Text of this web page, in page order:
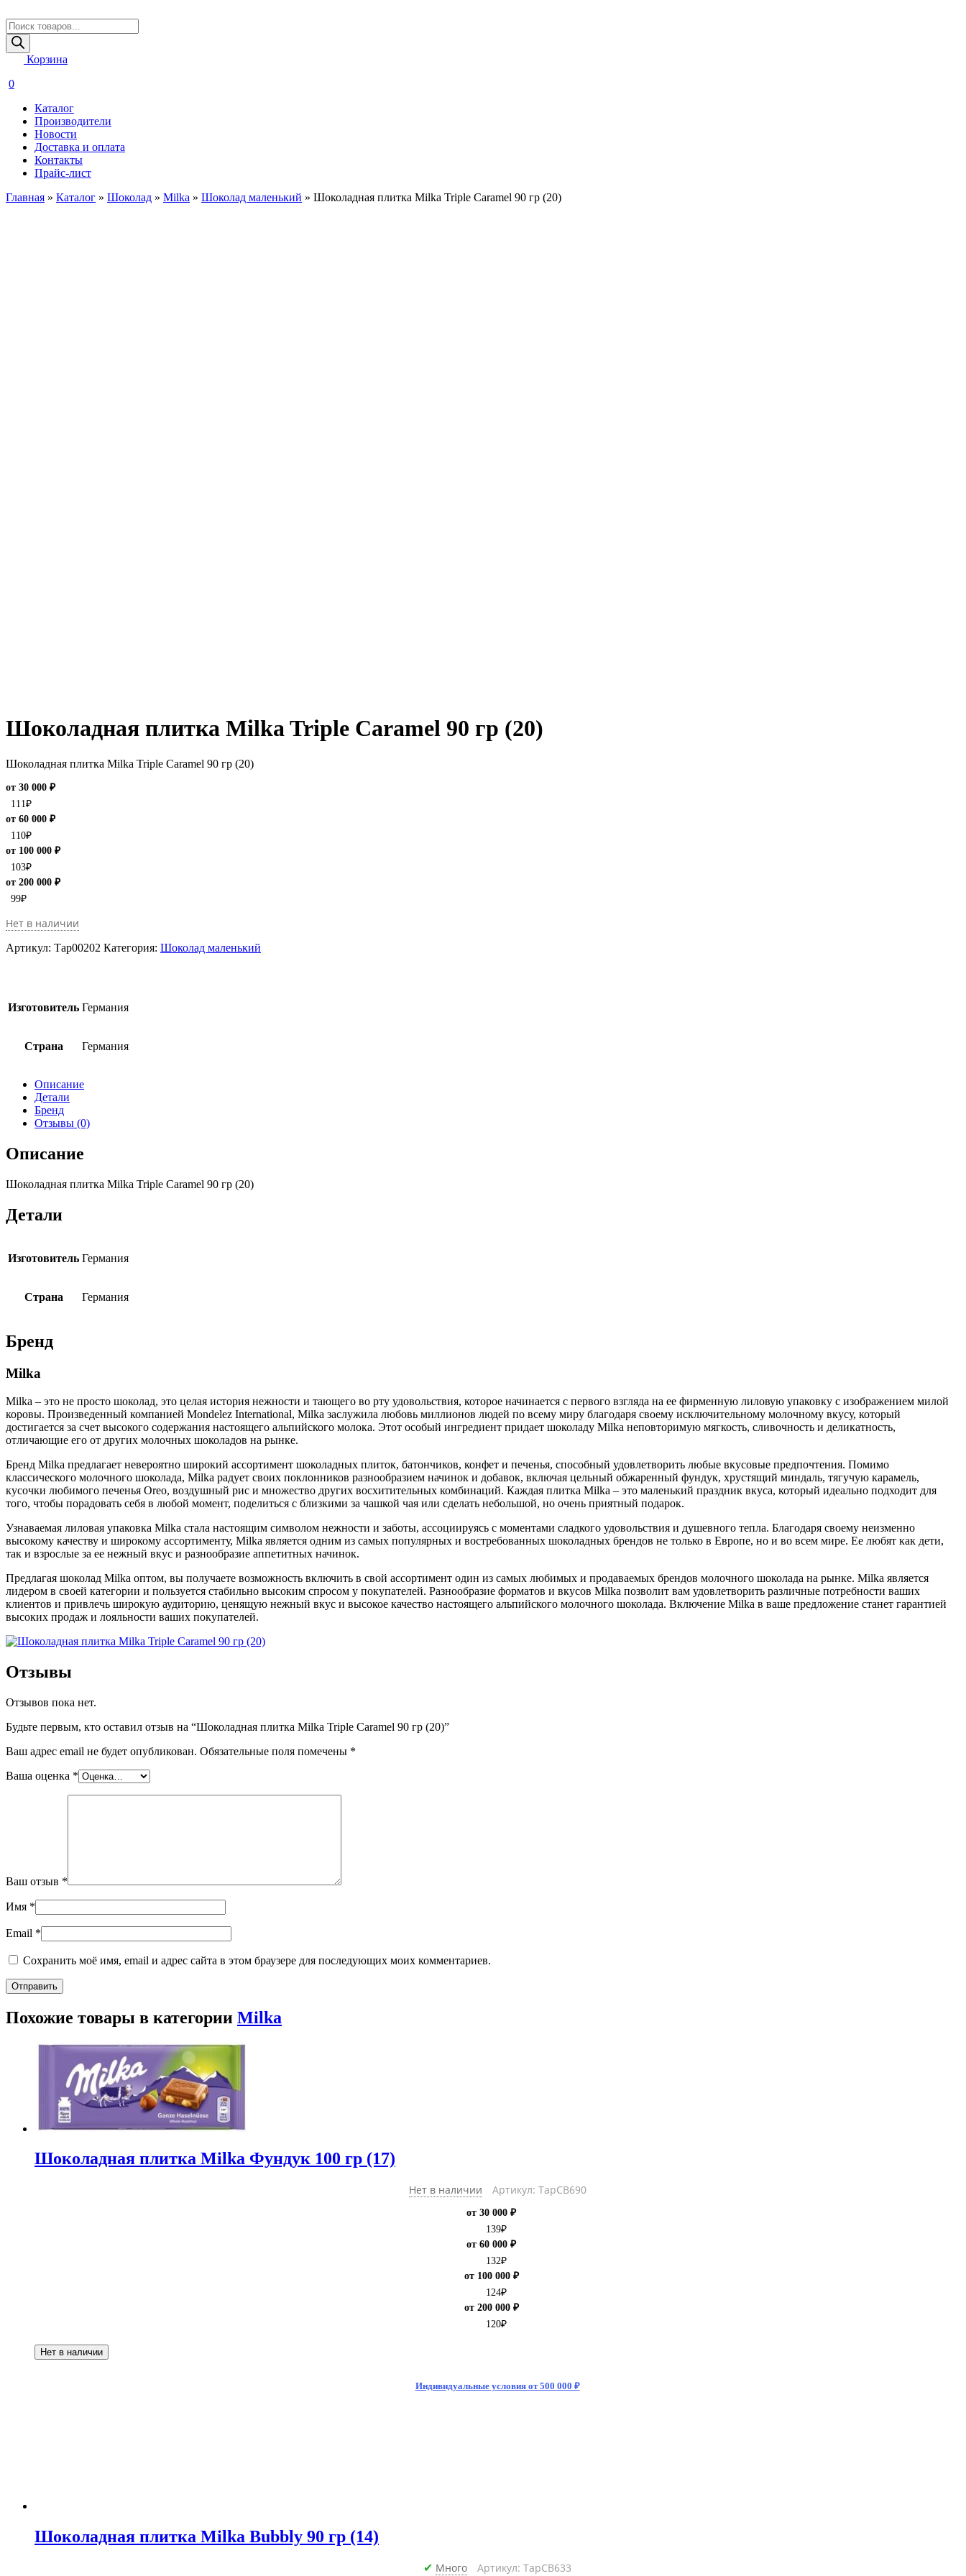
Поиск
товаров
Корзина
0
Каталог
Производители
Новости
Доставка и оплата
Контакты
Прайс-лист
Главная » Каталог » Шоколад » Milka » Шоколад маленький » Шоколадная плитка Milka Triple Caramel 90 гр (20)
Шоколадная плитка Milka Triple Caramel 90 гр (20)
Шоколадная плитка Milka Triple Caramel 90 гр (20)
от 30 000 ₽
111 ₽
от 60 000 ₽
110₽
от 100 000 ₽
103₽
от 200 000 ₽
99₽
Нет в наличии
Артикул: Тар00202 Категория: Шоколад маленький
Изготовитель Германия
Страна Германия
Описание
Детали
Бренд
Отзывы (0)
Описание
Шоколадная плитка Milka Triple Caramel 90 гр (20)
Детали
Изготовитель Германия
Страна Германия
Бренд
Milka
Milka – это не просто шоколад, это целая история нежности и тающего во рту удовольствия, которое начинается с первого взгляда на ее фирменную лиловую упаковку с изображением милой
коровы. Произведенный компанией Mondelez International, Milka заслужила любовь миллионов людей по всему миру благодаря своему исключительному молочному вкусу, который
достигается за счет высокого содержания настоящего альпийского молока. Этот особый ингредиент придает шоколаду Milka неповторимую мягкость, сливочность и деликатность,
отличающие его от других молочных шоколадов на рынке.
Бренд Milka предлагает невероятно широкий ассортимент шоколадных плиток, батончиков, конфет и печенья, способный удовлетворить любые вкусовые предпочтения. Помимо
классического молочного шоколада, Milka радует своих поклонников разнообразием начинок и добавок, включая цельный обжаренный фундук, хрустящий миндаль, тягучую карамель,
кусочки любимого печенья Oreo, воздушный рис и множество других восхитительных комбинаций. Каждая плитка Milka – это маленький праздник вкуса, который идеально подходит для
того, чтобы порадовать себя в любой момент, поделиться с близкими за чашкой чая или сделать небольшой, но очень приятный подарок.
Узнаваемая лиловая упаковка Milka стала настоящим символом нежности и заботы, ассоциируясь с моментами сладкого удовольствия и душевного тепла. Благодаря своему неизменно
высокому качеству и широкому ассортименту, Milka является одним из самых популярных и востребованных шоколадных брендов не только в Европе, но и во всем мире. Ее любят как дети,
так и взрослые за ее нежный вкус и разнообразие аппетитных начинок.
Предлагая шоколад Milka оптом, вы получаете возможность включить в свой ассортимент один из самых любимых и продаваемых брендов молочного шоколада на рынке. Milka является
лидером в своей категории и пользуется стабильно высоким спросом у покупателей. Разнообразие форматов и вкусов Milka позволит вам удовлетворить различные потребности ваших
клиентов и привлечь широкую аудиторию, ценящую нежный вкус и высокое качество настоящего альпийского молочного шоколада. Включение Milka в ваше предложение станет гарантией
высоких продаж и лояльности ваших покупателей.
Отзывы
Отзывов пока нет.
Будьте первым, кто оставил отзыв на “Шоколадная плитка Milka Triple Caramel 90 гр (20)”
Ваш адрес email не будет опубликован. Обязательные поля помечены *
Ваша оценка *
Ваш отзыв *
Имя *
Email *
Сохранить моё имя, email и адрес сайта в этом браузере для последующих моих комментариев.
Похожие товары в категории Milka
Шоколадная плитка Milka Фундук 100 гр (17)
Нет в наличии Артикул: ТарCB690
от 30 000 ₽
139₽
от 60 000 ₽
132₽
от 100 000 ₽
124₽
от 200 000 ₽
120₽
Нет в наличии
Индивидуальные условия от 500 000 ₽
Шоколадная плитка Milka Bubbly 90 гр (14)
✔ Много Артикул: ТарCB633